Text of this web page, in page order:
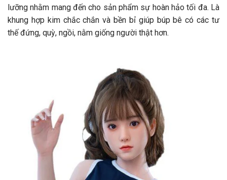
lưỡng nhằm mang đến cho sản phẩm sự hoàn hảo tối đa. Là
khung hợp kim chắc chắn và bền bỉ giúp búp bê có các tư
thế đứng, quỳ, ngồi, nằm giống người thật hơn.